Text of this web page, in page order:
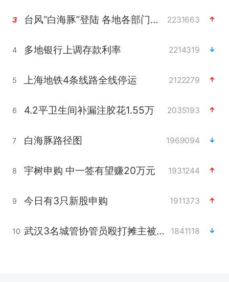
3 台风“白海豚”登陆 各地各部门全力应对 2231663
4 多地银行上调存款利率 2214319
5 上海地铁4条线路全线停运 2122279
6 4.2平卫生间补漏注胶花1.55万 2035193
7 白海豚路径图 1969094
8 宇树申购 中一签有望赚20万元 1931244
9 今日有3只新股申购 1911373
10 武汉3名城管协管员殴打摊主被刑拘 1841118